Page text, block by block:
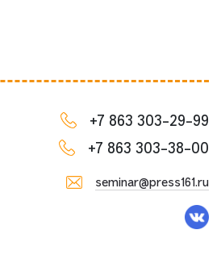
+7 863 303-29-99
+7 863 303-38-00
seminar@press161.ru